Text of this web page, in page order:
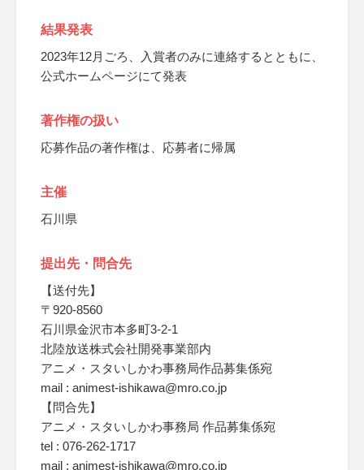
結果発表
2023年12月ごろ、入賞者のみに連絡するとともに、
公式ホームページにて発表
著作権の扱い
応募作品の著作権は、応募者に帰属
主催
石川県
提出先・問合先
【送付先】
〒920-8560
石川県金沢市本多町3-2-1
北陸放送株式会社開発事業部内
アニメ・スタいしかわ事務局作品募集係宛
mail : animest-ishikawa@mro.co.jp
【問合先】
アニメ・スタいしかわ事務局 作品募集係宛
tel : 076-262-1717
mail : animest-ishikawa@mro.co.jp